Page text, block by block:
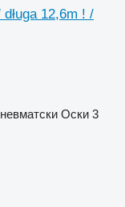
12,6m ! /
Оски 3